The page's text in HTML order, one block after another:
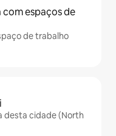
espaços de
de trabalho
desta cidade (North